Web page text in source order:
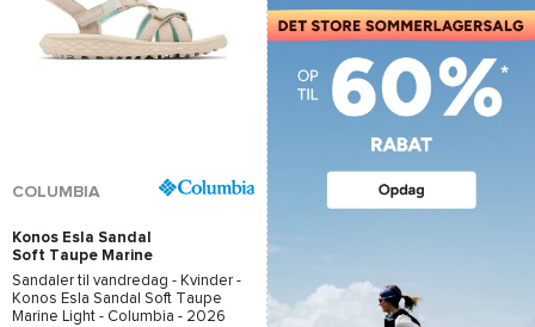
COLUMBIA
Konos Esla Sandal
Soft Taupe Marine
Light
Sandaler til vandredag - Kvinder -
Konos Esla Sandal Soft Taupe
Marine Light - Columbia - 2026